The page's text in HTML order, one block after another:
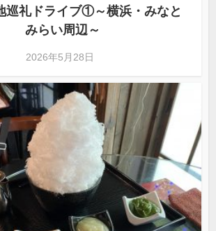
巡礼ドライブ①～横浜・みなと
みらい周辺～
2026年5月28日